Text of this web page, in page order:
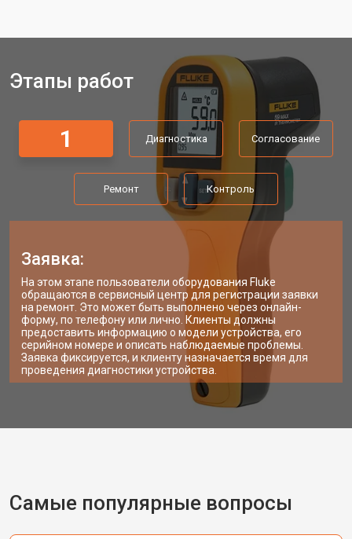
Этапы работ
1 Диагностика Согласование
Ремонт Контроль
Заявка:
На этом этапе пользователи оборудования Fluke
обращаются в сервисный центр для регистрации заявки
на ремонт. Это может быть выполнено через онлайн-
форму, по телефону или лично. Клиенты должны
предоставить информацию о модели устройства, его
серийном номере и описать наблюдаемые проблемы.
Заявка фиксируется, и клиенту назначается время для
проведения диагностики устройства.
Самые популярные вопросы